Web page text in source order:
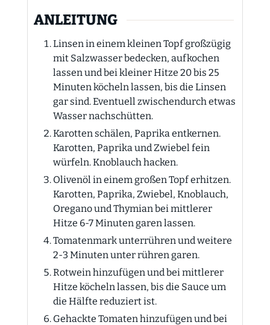
ANLEITUNG
Linsen in einem kleinen Topf großzügig
mit Salzwasser bedecken, aufkochen
lassen und bei kleiner Hitze 20 bis 25
Minuten köcheln lassen, bis die Linsen
gar sind. Eventuell zwischendurch etwas
Wasser nachschütten.
Karotten schälen, Paprika entkernen.
Karotten, Paprika und Zwiebel fein
würfeln. Knoblauch hacken.
Olivenöl in einem großen Topf erhitzen.
Karotten, Paprika, Zwiebel, Knoblauch,
Oregano und Thymian bei mittlerer
Hitze 6-7 Minuten garen lassen.
Tomatenmark unterrühren und weitere
2-3 Minuten unter rühren garen.
Rotwein hinzufügen und bei mittlerer
Hitze köcheln lassen, bis die Sauce um
die Hälfte reduziert ist.
Gehackte Tomaten hinzufügen und bei